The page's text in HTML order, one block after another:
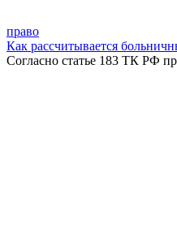
право
Как рассчитывается
Согласно статье 183 ТК РФ